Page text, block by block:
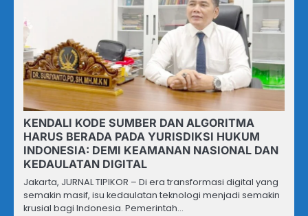
KENDALI KODE SUMBER DAN ALGORITMA
HARUS BERADA PADA YURISDIKSI HUKUM
INDONESIA: DEMI KEAMANAN NASIONAL DAN
KEDAULATAN DIGITAL
Jakarta, JURNAL TIPIKOR – Di era transformasi digital yang
semakin masif, isu kedaulatan teknologi menjadi semakin
krusial bagi Indonesia. Pemerintah…